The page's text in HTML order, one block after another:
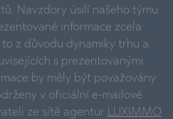
Navzdory úsilí našeho týmu
informace zcela
z důvodu dynamiky trhu a
s prezentovanými
by měly být považovány
v oficiální e-mailové
ze sítě agentur LUXIMMO